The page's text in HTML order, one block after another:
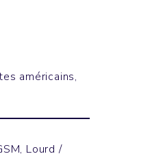
américains,
Lourd /